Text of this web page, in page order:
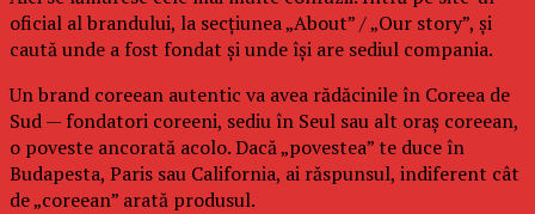
oficial al brandului, la secțiunea „About” / „Our story”, și
caută unde a fost fondat și unde își are sediul compania.
Un brand coreean autentic va avea rădăcinile în Coreea de
Sud — fondatori coreeni, sediu în Seul sau alt oraș coreean,
o poveste ancorată acolo. Dacă „povestea” te duce în
Budapesta, Paris sau California, ai răspunsul, indiferent cât
de „coreean” arată produsul.